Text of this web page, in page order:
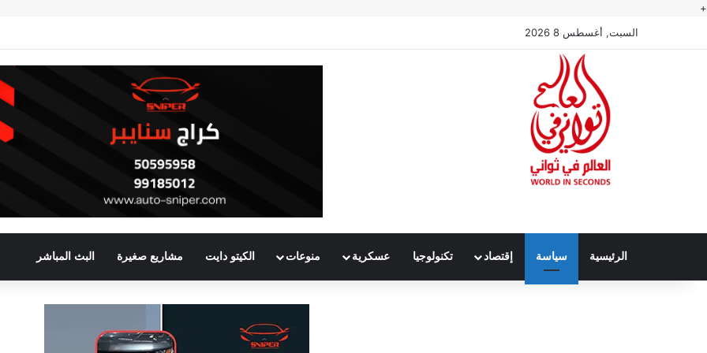
+
السبت, أغسطس 8 2026
الرئيسية سياسة إقتصاد تكنولوجيا عسكرية منوعات الكيتو دايت مشاريع صغيرة البث المباشر